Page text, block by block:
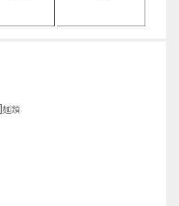
麺類